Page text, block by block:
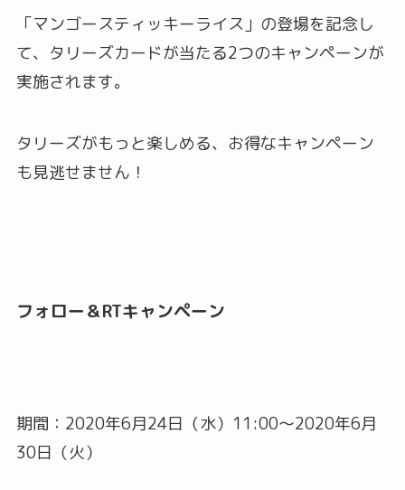
「マンゴースティッキーライス」の登場を記念し
て、タリーズカードが当たる2つのキャンペーンが
実施されます。
タリーズがもっと楽しめる、お得なキャンペーン
も見逃せません！
フォロー＆RTキャンペーン
期間：2020年6月24日（水）11:00～2020年6月
30日（火）